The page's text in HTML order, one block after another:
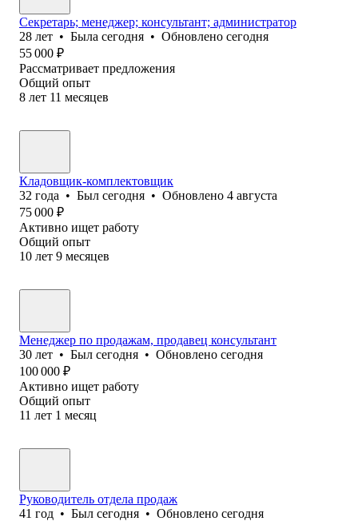
Секретарь; менеджер; консультант; администратор
28 лет • Была сегодня • Обновлено сегодня
55 000 ₽
Рассматривает предложения
Общий опыт
8 лет 11 месяцев
Кладовщик-комплектовщик
32 года • Был сегодня • Обновлено 4 августа
75 000 ₽
Активно ищет работу
Общий опыт
10 лет 9 месяцев
Менеджер по продажам, продавец консультант
30 лет • Был сегодня • Обновлено сегодня
100 000 ₽
Активно ищет работу
Общий опыт
11 лет 1 месяц
Руководитель отдела продаж
41 год • Был сегодня • Обновлено сегодня